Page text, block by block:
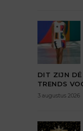
DIT ZIJN DÉ
TRENDS
3 augustus 2026